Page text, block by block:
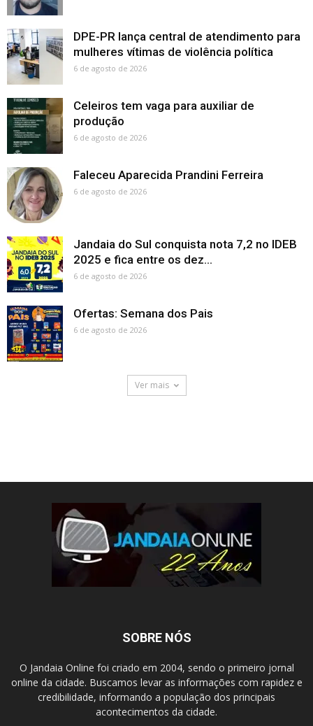
DPE-PR lança central de atendimento para
mulheres vítimas de violência política
6 de agosto de 2026
Celeiros tem vaga para auxiliar de
produção
6 de agosto de 2026
Faleceu Aparecida Prandini Ferreira
6 de agosto de 2026
Jandaia do Sul conquista nota 7,2 no IDEB
2025 e fica entre os dez...
6 de agosto de 2026
Ofertas: Semana dos Pais
6 de agosto de 2026
Ver mais
SOBRE NÓS
O Jandaia Online foi criado em 2004, sendo o primeiro jornal
online da cidade. Buscamos levar as informações com rapidez e
credibilidade, informando a população dos principais
acontecimentos da cidade.